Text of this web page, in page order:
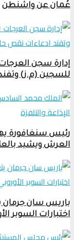
عُمان عن واشنطن
للسجين (م.ز)
رئيس سنغافورة
العرش ويشيد
اختبارات السوبر